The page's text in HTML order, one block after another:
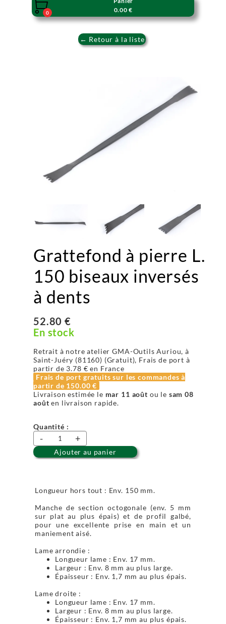

0
0.00 €
← Retour à la liste
Grattefond à pierre L.
150 biseaux inversés
à dents
52.80 €
En stock
Retrait à notre atelier GMA-Outils Auriou, à
Saint-Juéry (81160) (Gratuit), Frais de port à
partir de 3.78 € en France
Frais de port gratuits sur les commandes à
partir de 150.00 €
Livraison estimée le mar 11 août ou le sam 08
août en livraison rapide.
Quantité :
- +
Ajouter au panier
Longueur hors tout : Env. 150 mm.
Manche de section octogonale (env. 5 mm
sur plat au plus épais) et de profil galbé,
pour une excellente prise en main et un
maniement aisé.
Lame arrondie :
Longueur lame : Env. 17 mm.
Largeur : Env. 8 mm au plus large.
Épaisseur : Env. 1,7 mm au plus épais.
Lame droite :
Longueur lame : Env. 17 mm.
Largeur : Env. 8 mm au plus large.
Épaisseur : Env. 1,7 mm au plus épais.